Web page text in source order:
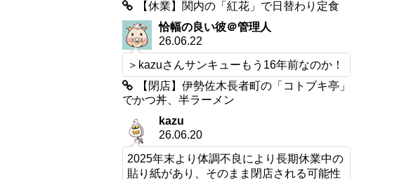
【休業】関内の「紅花」で日替わり定食
恰幅の良い彼＠管理人
26.06.22
＞kazuさんサンキューもう16年前なのか！
【閉店】伊勢佐木長者町の「コトブキ亭」
でかつ丼、半ラーメン
kazu
26.06.20
2025年末より体調不良により長期休業中の
貼り紙があり、そのまま閉店される可能性